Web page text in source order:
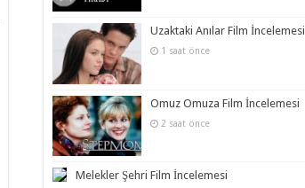
Uzaktaki Anılar Film İncelemesi
1 saat önce
Omuz Omuza Film İncelemesi
2 saat önce
Melekler Şehri Film İncelemesi